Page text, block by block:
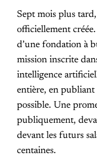
Sept mois plus
officiellement
d’une fondation à
mission inscrite
intelligence
entière, en publiant
possible. Une
publiquement,
devant les futurs
centaines.